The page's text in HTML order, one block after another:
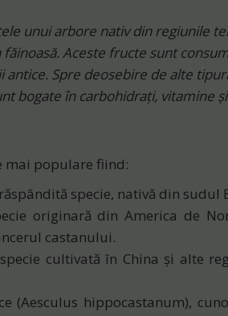
unui arbore nativ din regiunile
Aceste fructe sunt
Spre deosebire de alte
bogate în carbohidrați, vitamine
mai populare fiind:
specie, nativă din sudul
originară din America de
castanului.
cultivată în China și alte
(Aesculus hippocastanum),